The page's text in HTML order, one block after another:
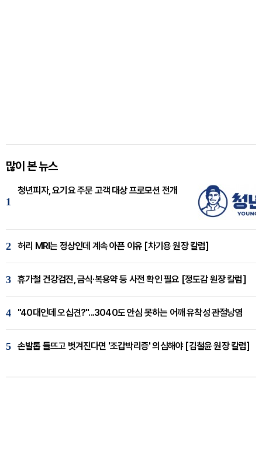
많이 본 뉴스
1
청년피자, 요기요 주문 고객 대상 프로모션 전개
2 허리 MRI는 정상인데 계속 아픈 이유 [차기용 원장 칼럼]
3 휴가철 건강검진, 금식·복용약 등 사전 확인 필요 [정도감 원장 칼럼]
4 "40대인데 오십견?"...3040도 안심 못하는 어깨 유착성 관절낭염
5 손발톱 들뜨고 벗겨진다면 '조갑박리증' 의심해야 [김철윤 원장 칼럼]